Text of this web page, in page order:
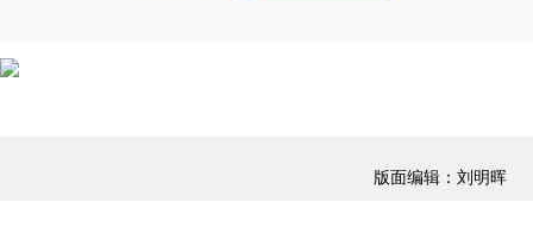
版面编辑：刘明晖